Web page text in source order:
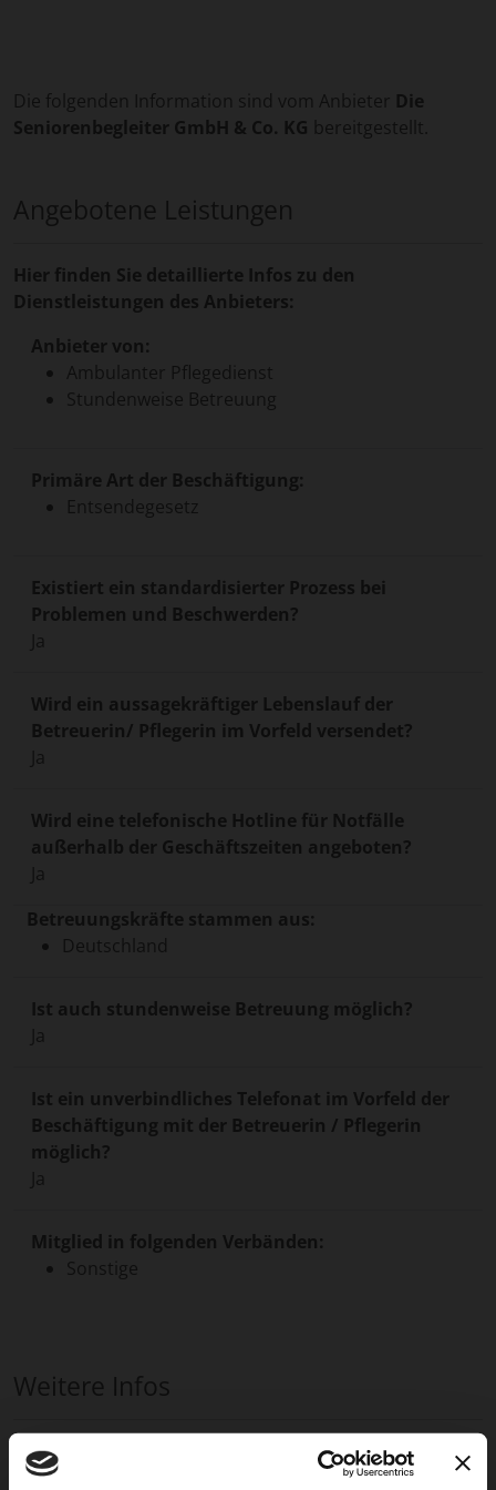
Die folgenden Information sind vom Anbieter Die
Seniorenbegleiter GmbH & Co. KG bereitgestellt.
Angebotene Leistungen
Hier finden Sie detaillierte Infos zu den
Dienstleistungen des Anbieters:
Anbieter von:
Ambulanter Pflegedienst
Stundenweise Betreuung
Primäre Art der Beschäftigung:
Entsendegesetz
Existiert ein standardisierter Prozess bei
Problemen und Beschwerden?
Ja
Wird ein aussagekräftiger Lebenslauf der
Betreuerin/ Pflegerin im Vorfeld versendet?
Ja
Wird eine telefonische Hotline für Notfälle
außerhalb der Geschäftszeiten angeboten?
Ja
Betreuungskräfte stammen aus:
Deutschland
Ist auch stundenweise Betreuung möglich?
Ja
Ist ein unverbindliches Telefonat im Vorfeld der
Beschäftigung mit der Betreuerin / Pflegerin
möglich?
Ja
Mitglied in folgenden Verbänden:
Sonstige
Weitere Infos
Die Seniorenbegleiter – ein Betreuungsdienst für